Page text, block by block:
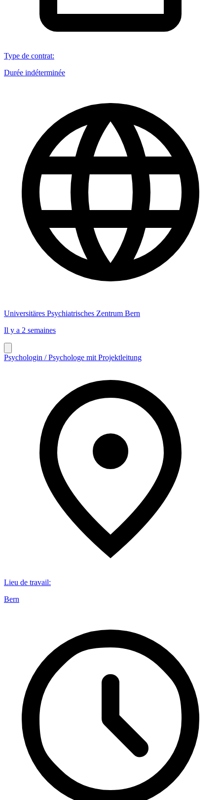
Type de contrat:
Durée indéterminée
Universitäres Psychiatrisches Zentrum Bern
Il y a 2 semaines
Psychologin / Psychologe mit Projektleitung
Lieu de travail:
Bern